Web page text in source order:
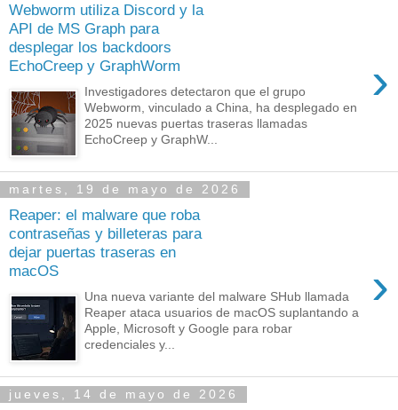
Webworm utiliza Discord y la
API de MS Graph para
desplegar los backdoors
EchoCreep y GraphWorm
›
Investigadores detectaron que el grupo
Webworm, vinculado a China, ha desplegado en
2025 nuevas puertas traseras llamadas
EchoCreep y GraphW...
martes, 19 de mayo de 2026
Reaper: el malware que roba
contraseñas y billeteras para
dejar puertas traseras en
macOS
›
Una nueva variante del malware SHub llamada
Reaper ataca usuarios de macOS suplantando a
Apple, Microsoft y Google para robar
credenciales y...
jueves, 14 de mayo de 2026